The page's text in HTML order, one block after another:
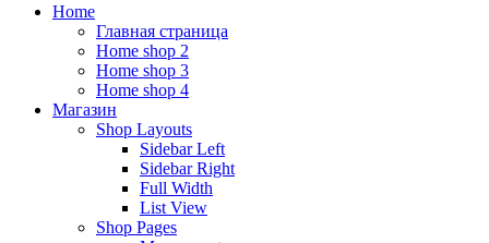
Home
Главная страница
Home shop 2
Home shop 3
Home shop 4
Магазин
Shop Layouts
Sidebar Left
Sidebar Right
Full Width
List View
Shop Pages